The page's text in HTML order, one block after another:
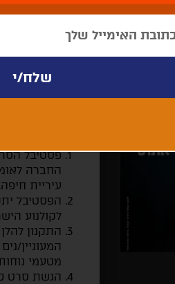
פסטיבל הסרטים
החברה
עיריית חיפה.
לקולנוע
התקנון
המעוניין/
מטעמי
הגשת סרט